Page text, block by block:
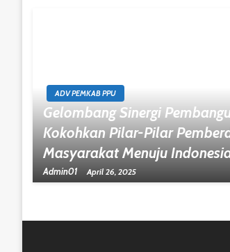
ADV PEMKAB PPU
Gelombang Sinergi
Kokohkan Pilar-Pilar
Masyarakat Menuju
Admin01 April 26, 2025